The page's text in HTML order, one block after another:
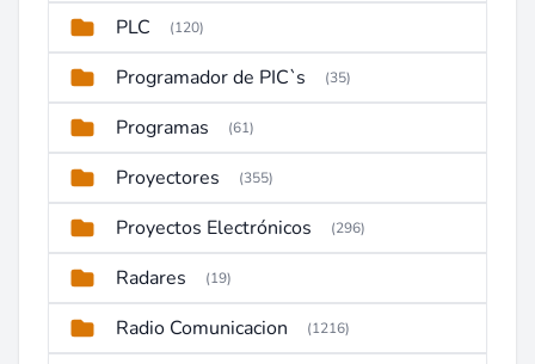
PLC (120)
Programador de PIC`s (35)
Programas (61)
Proyectores (355)
Proyectos Electrónicos (296)
Radares (19)
Radio Comunicacion (1216)